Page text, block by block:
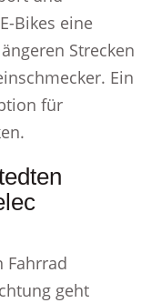
Bikes eine
Strecken
Ein
für
Fahrrad
geht